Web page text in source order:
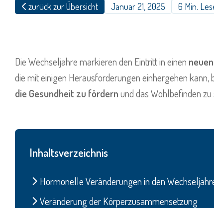
zurück zur Übersicht Januar 21, 2025 6 Min.
Die Wechseljahre markieren den Eintritt in einen
die mit einigen Herausforderungen einhergehen kann,
die Gesundheit zu fördernund das Wohlbefinden zu
Inhaltsverzeichnis
Hormonelle Veränderungen in den
Veränderung der Körperzusammensetzung